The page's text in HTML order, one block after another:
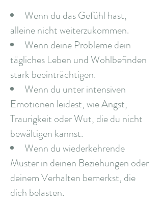
Wenn du das Gefühl hast,
alleine nicht weiterzukommen.
Wenn deine Probleme dein
tägliches Leben und Wohlbefinden
stark beeinträchtigen.
Wenn du unter intensiven
Emotionen leidest, wie Angst,
Traurigkeit oder Wut, die du nicht
bewältigen kannst.
Wenn du wiederkehrende
Muster in deinen Beziehungen oder
deinem Verhalten bemerkst, die
dich belasten.